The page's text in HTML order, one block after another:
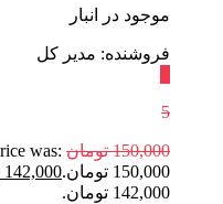
موجود در انبار
فروشنده: مدیر کل
5
150,000 تومان was:
150,000 تومان.
142,000
142,000 تومان.